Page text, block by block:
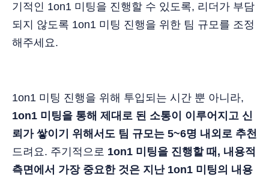
기적인 1on1 미팅을 진행할 수 있도록, 리더가 부담
되지 않도록 1on1 미팅 진행을 위한 팀 규모를 조정
해주세요.
1on1 미팅 진행을 위해 투입되는 시간 뿐 아니라,
1on1 미팅을 통해 제대로 된 소통이 이루어지고 신
뢰가 쌓이기 위해서도 팀 규모는 5~6명 내외로 추천
드려요. 주기적으로 1on1 미팅을 진행할 때, 내용적
측면에서 가장 중요한 것은 지난 1on1 미팅의 내용